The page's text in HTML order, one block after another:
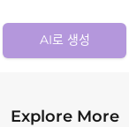
AI로 생성
Explore More